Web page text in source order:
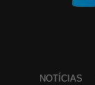
NOTÍCIAS